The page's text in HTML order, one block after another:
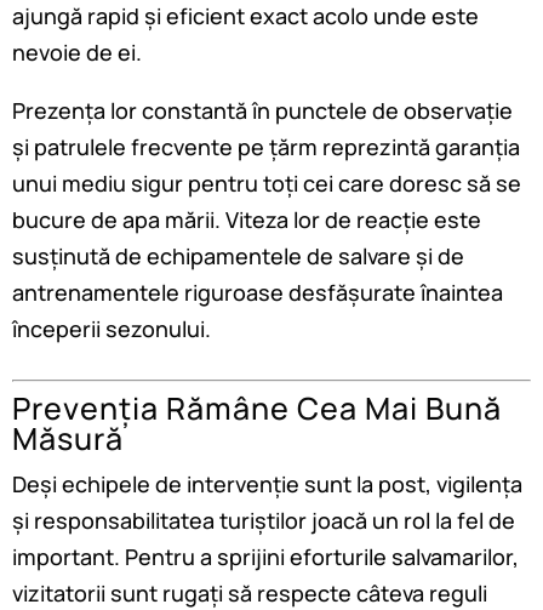
ajungă rapid și eficient exact acolo unde este
nevoie de ei.
Prezența lor constantă în punctele de observație
și patrulele frecvente pe țărm reprezintă garanția
unui mediu sigur pentru toți cei care doresc să se
bucure de apa mării. Viteza lor de reacție este
susținută de echipamentele de salvare și de
antrenamentele riguroase desfășurate înaintea
începerii sezonului.
Prevenția Rămâne Cea Mai Bună
Măsură
Deși echipele de intervenție sunt la post, vigilența
și responsabilitatea turiștilor joacă un rol la fel de
important. Pentru a sprijini eforturile salvamarilor,
vizitatorii sunt rugați să respecte câteva reguli